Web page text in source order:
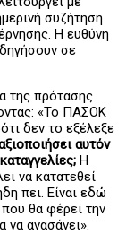
συζήτηση
Η ευθύνη
σε
της πρότασης
«Το ΠΑΣΟΚ
δεν το εξέλεξε
αυτόν
Η
να κατατεθεί
πει. Είναι εδώ
θα φέρει την
να ανασάνει».